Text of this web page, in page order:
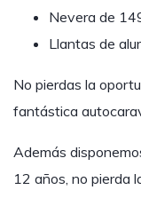
Nevera de
Llantas de
No pierdas la
fantástica
Además
12 años, no pierda